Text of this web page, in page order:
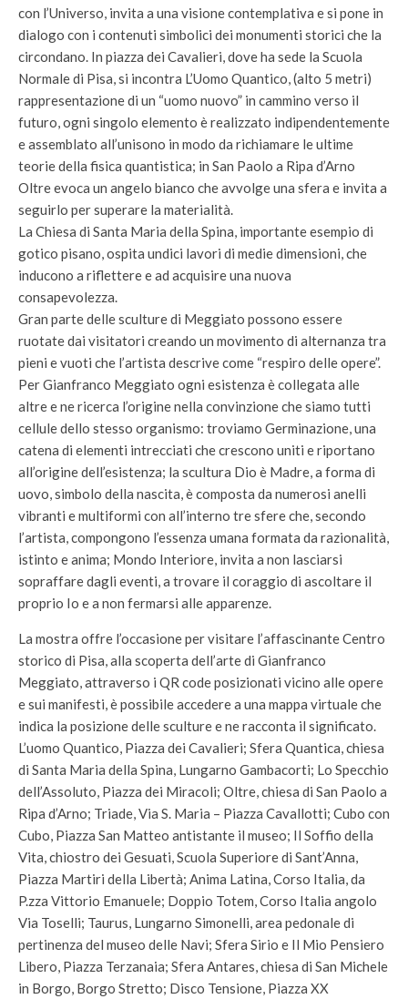
con l’Universo, invita a una visione contemplativa e si pone in
dialogo con i contenuti simbolici dei monumenti storici che la
circondano. In piazza dei Cavalieri, dove ha sede la Scuola
Normale di Pisa, si incontra L’Uomo Quantico, (alto 5 metri)
rappresentazione di un “uomo nuovo” in cammino verso il
futuro, ogni singolo elemento è realizzato indipendentemente
e assemblato all’unisono in modo da richiamare le ultime
teorie della fisica quantistica; in San Paolo a Ripa d’Arno
Oltre evoca un angelo bianco che avvolge una sfera e invita a
seguirlo per superare la materialità.
La Chiesa di Santa Maria della Spina, importante esempio di
gotico pisano, ospita undici lavori di medie dimensioni, che
inducono a riflettere e ad acquisire una nuova
consapevolezza.
Gran parte delle sculture di Meggiato possono essere
ruotate dai visitatori creando un movimento di alternanza tra
pieni e vuoti che l’artista descrive come “respiro delle opere”.
Per Gianfranco Meggiato ogni esistenza è collegata alle
altre e ne ricerca l’origine nella convinzione che siamo tutti
cellule dello stesso organismo: troviamo Germinazione, una
catena di elementi intrecciati che crescono uniti e riportano
all’origine dell’esistenza; la scultura Dio è Madre, a forma di
uovo, simbolo della nascita, è composta da numerosi anelli
vibranti e multiformi con all’interno tre sfere che, secondo
l’artista, compongono l’essenza umana formata da razionalità,
istinto e anima; Mondo Interiore, invita a non lasciarsi
sopraffare dagli eventi, a trovare il coraggio di ascoltare il
proprio Io e a non fermarsi alle apparenze.
La mostra offre l’occasione per visitare l’affascinante Centro
storico di Pisa, alla scoperta dell’arte di Gianfranco
Meggiato, attraverso i QR code posizionati vicino alle opere
e sui manifesti, è possibile accedere a una mappa virtuale che
indica la posizione delle sculture e ne racconta il significato.
L’uomo Quantico, Piazza dei Cavalieri; Sfera Quantica, chiesa
di Santa Maria della Spina, Lungarno Gambacorti; Lo Specchio
dell’Assoluto, Piazza dei Miracoli; Oltre, chiesa di San Paolo a
Ripa d’Arno; Triade, Via S. Maria – Piazza Cavallotti; Cubo con
Cubo, Piazza San Matteo antistante il museo; Il Soffio della
Vita, chiostro dei Gesuati, Scuola Superiore di Sant’Anna,
Piazza Martiri della Libertà; Anima Latina, Corso Italia, da
P.zza Vittorio Emanuele; Doppio Totem, Corso Italia angolo
Via Toselli; Taurus, Lungarno Simonelli, area pedonale di
pertinenza del museo delle Navi; Sfera Sirio e Il Mio Pensiero
Libero, Piazza Terzanaia; Sfera Antares, chiesa di San Michele
in Borgo, Borgo Stretto; Disco Tensione, Piazza XX